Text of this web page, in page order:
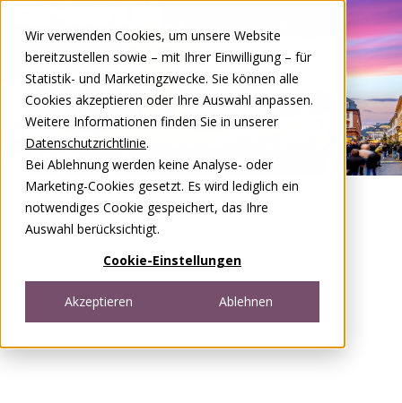
Wir verwenden Cookies, um unsere Website
bereitzustellen sowie – mit Ihrer Einwilligung – für
Statistik- und Marketingzwecke. Sie können alle
Cookies akzeptieren oder Ihre Auswahl anpassen.
Weitere Informationen finden Sie in unserer
Datenschutzrichtlinie.
Bei Ablehnung werden keine Analyse- oder
Marketing-Cookies gesetzt. Es wird lediglich ein
notwendiges Cookie gespeichert, das Ihre
Auswahl berücksichtigt.
Cookie-Einstellungen
Akzeptieren Ablehnen
DEFR
Open menu